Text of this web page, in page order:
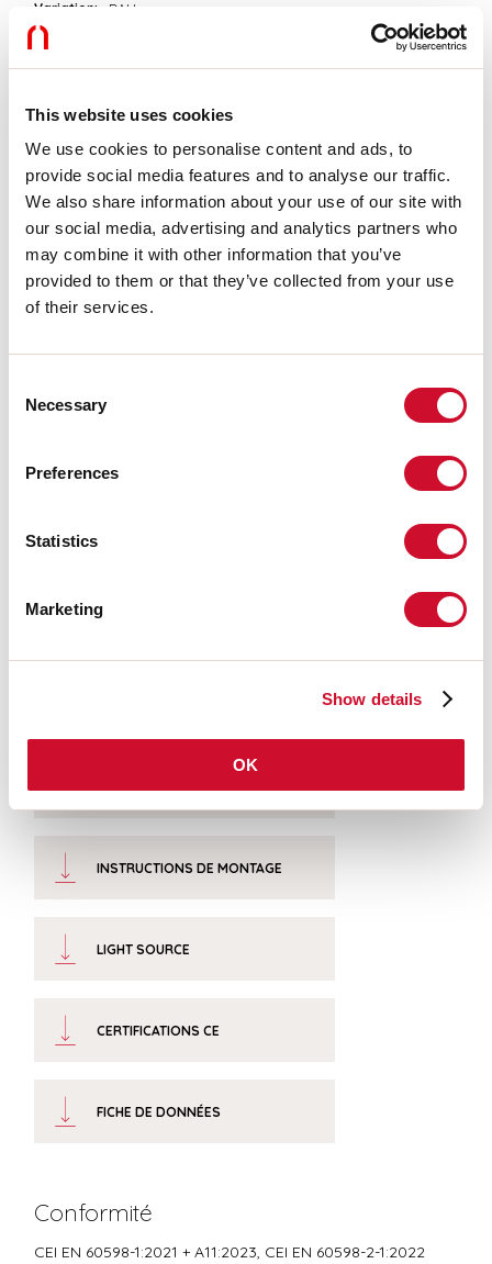
This website uses cookies
We use cookies to personalise content and ads, to
provide social media features and to analyse our traffic.
We also share information about your use of our site with
our social media, advertising and analytics partners who
may combine it with other information that you’ve
provided to them or that they’ve collected from your use
of their services.
Selection
Necessary
Preferences
Statistics
Marketing
Show details
OK
Variation:
DALI
Urgence:
L:
Garantie:
5 ans
Données techniques
Puissance réelle luminaire:
30W
Flux lumineux luminaire:
2024lm
IP:
20
N° de driver par produit:
1
Tension d’alimentation:
SELV:
Sì
Source lumineuse:
IRC:
>90
INSTRUCTIONS DE MONTAGE
LIGHT SOURCE
CERTIFICATIONS CE
FICHE DE DONNÉES
Conformité
CEI EN 60598-1:2021 + A11:2023, CEI EN 60598-2-1:2022